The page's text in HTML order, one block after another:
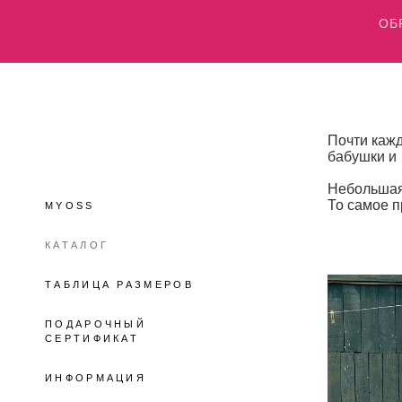
MYOSS
КАТАЛОГ
ТАБЛИЦА РАЗМЕРОВ
ПОДАРОЧНЫЙ
СЕРТИФИКАТ
ИНФОРМАЦИЯ
Почти
бабушки и
То самое